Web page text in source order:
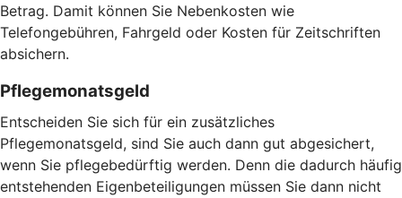
Betrag. Damit können Sie Nebenkosten wie
Telefongebühren, Fahrgeld oder Kosten für Zeitschriften
absichern.
Pflegemonatsgeld
Entscheiden Sie sich für ein zusätzliches
Pflegemonatsgeld, sind Sie auch dann gut abgesichert,
wenn Sie pflegebedürftig werden. Denn die dadurch häufig
entstehenden Eigenbeteiligungen müssen Sie dann nicht